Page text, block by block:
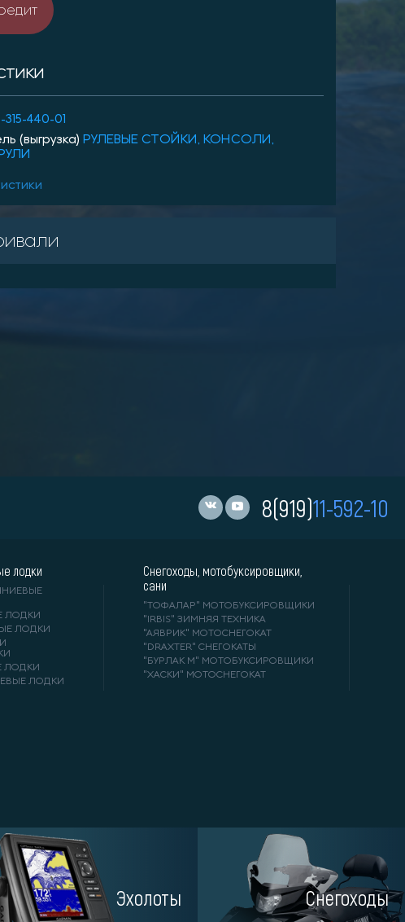
315-440-01
(выгрузка) РУЛЕВЫЕ СТОЙКИ, КОНСОЛИ,
8(919)11-592-10
лодки
ЛОДКИ
ЛОДКИ
ЛОДКИ
ЛОДКИ
Снегоходы, мотобуксировщики,
сани
"ТОФАЛАР" МОТОБУКСИРОВЩИКИ
"IRBIS" ЗИМНЯЯ ТЕХНИКА
"АЯВРИК" МОТОСНЕГОКАТ
"DRAXTER" СНЕГОКАТЫ
"БУРЛАК М" МОТОБУКСИРОВЩИКИ
"ХАСКИ" МОТОСНЕГОКАТ
Эхолоты Снегоходы